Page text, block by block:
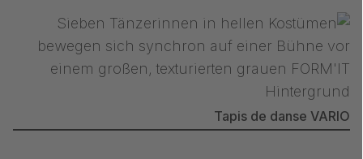
Tapis de danse VARIO